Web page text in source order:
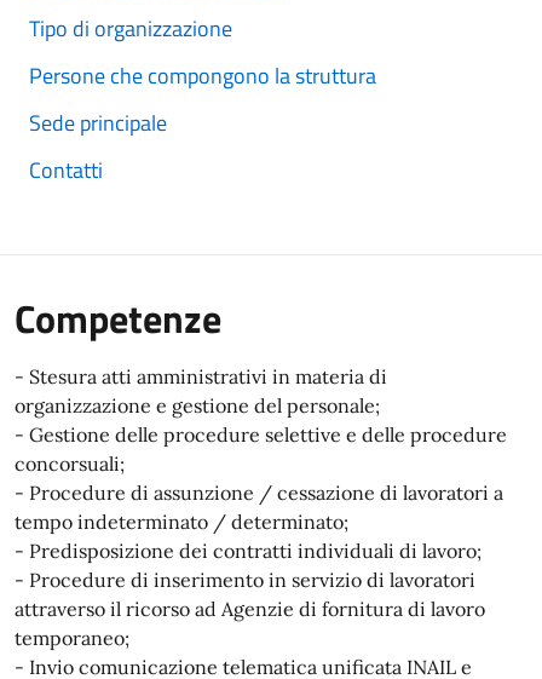
Tipo di organizzazione
Persone che compongono la struttura
Sede principale
Contatti
Competenze
- Stesura atti amministrativi in materia di
organizzazione e gestione del personale;
- Gestione delle procedure selettive e delle procedure
concorsuali;
- Procedure di assunzione / cessazione di lavoratori a
tempo indeterminato / determinato;
- Predisposizione dei contratti individuali di lavoro;
- Procedure di inserimento in servizio di lavoratori
attraverso il ricorso ad Agenzie di fornitura di lavoro
temporaneo;
- Invio comunicazione telematica unificata INAIL e